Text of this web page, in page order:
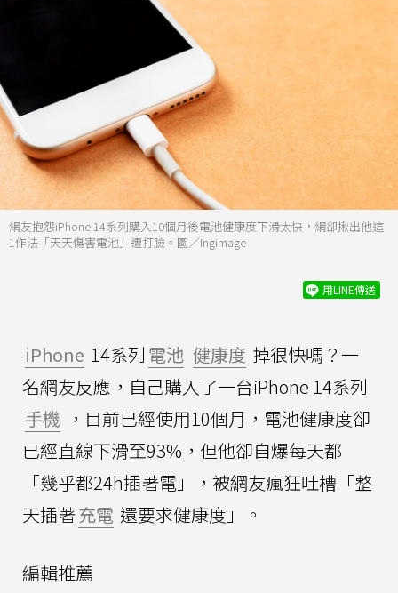
網友抱怨iPhone 14系列購入10個月後電池健康度下滑太快，網卻揪出他這
1作法「天天傷害電池」遭打臉。圖／Ingimage
用LINE傳送
iPhone 14系列 電池 健康度 掉很快嗎？一
名網友反應，自己購入了一台iPhone 14系列
手機 ，目前已經使用10個月，電池健康度卻
已經直線下滑至93%，但他卻自爆每天都
「幾乎都24h插著電」，被網友瘋狂吐槽「整
天插著充電 還要求健康度」。
編輯推薦